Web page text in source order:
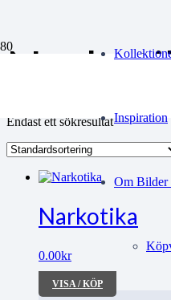
Inspiration
Om Bilder
Endast ett sökresultat
Narkotika
0.00kr
VISA / KÖP